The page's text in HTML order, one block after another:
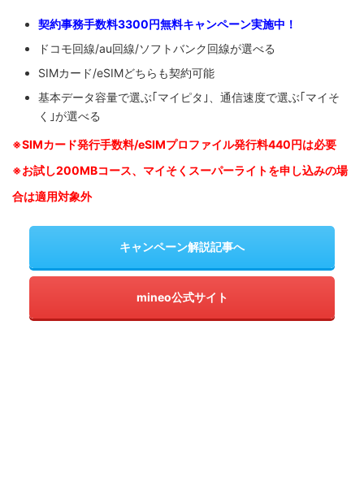
契約事務手数料3300円無料キャンペーン実施中！
ドコモ回線/au回線/ソフトバンク回線が選べる
SIMカード/eSIMどちらも契約可能
基本データ容量で選ぶ｢マイピタ｣、通信速度で選ぶ｢マイそ
く｣が選べる
※SIMカード発行手数料/eSIMプロファイル発行料440円は必要
※お試し200MBコース、マイそくスーパーライトを申し込みの場
合は適用対象外
キャンペーン解説記事へ
mineo公式サイト